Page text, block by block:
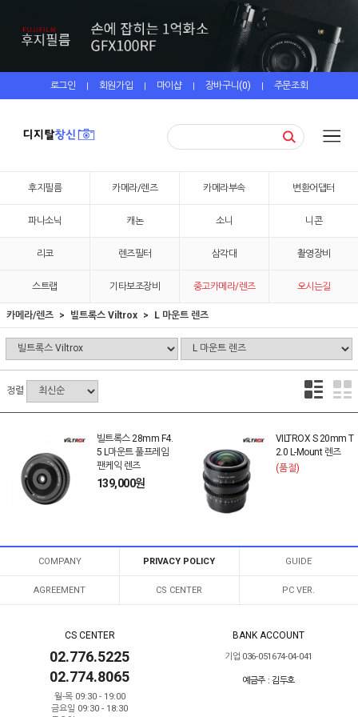
로그인 | 회원가입 | 마이샵 | 장바구니(0) | 주문조회
후지필름 카메라/렌즈 카메라부속 변환어댑터
파나소닉 캐논 소니 니콘
리코 렌즈필터 삼각대 촬영장비
스트랩 기타보조장비 중고카메라/렌즈 오시는길
카메라/렌즈 빌트록스 Viltrox L 마운트 렌즈
정렬
빌트록스 28mm F4.
5 L마운트 풀프레임
팬케익 렌즈
139,000원
VILTROX S 20mm T
2.0 L-Mount 렌즈
(품절)
COMPANY PRIVACY POLICY GUIDE
AGREEMENT CS CENTER PC VER.
CS CENTER
02.776.5225
02.774.8065
월-목 09:30 - 19:00
금요일 09:30 - 18:30
BANK ACCOUNT
기업 036-051674-04-041
예금주 : 김두호